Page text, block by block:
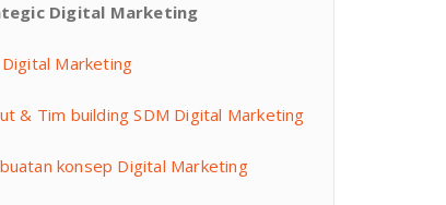
Digital Marketing
Digital Marketing
& Tim building SDM Digital Marketing
konsep Digital Marketing